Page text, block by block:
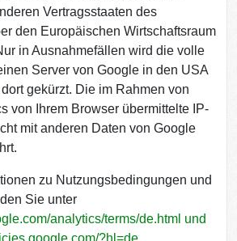
Vertragsstaaten des
den Europäischen Wirtschaftsraum
in Ausnahmefällen wird die volle
Server von Google in den USA
gekürzt. Die im Rahmen von
von Ihrem Browser übermittelte IP-
mit anderen Daten von Google
zu Nutzungsbedingungen und
Sie unter
analytics/terms/de.html und
?hl=de